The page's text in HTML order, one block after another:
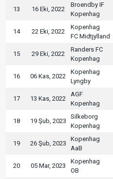
13 16 Eki, 2022
Broendby IF
Kopenhag
14 22 Eki, 2022
Kopenhag
FC Midtjylland
15 29 Eki, 2022
Randers FC
Kopenhag
16 06 Kas, 2022
Kopenhag
Lyngby
17 13 Kas, 2022
AGF
Kopenhag
18 19 Şub, 2023
Silkeborg
Kopenhag
19 26 Şub, 2023
Kopenhag
AaB
20 05 Mar, 2023
Kopenhag
OB